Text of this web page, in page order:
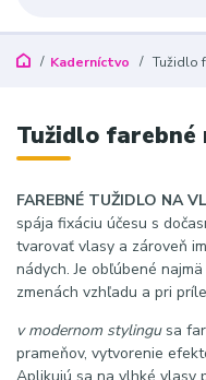
Kaderníctvo Tužidlo
Tužidlo farebné
FAREBNÉ TUŽIDLO NA
spája fixáciu účesu s
tvarovať vlasy a zároveň
nádych. Je obľúbené
zmenách vzhľadu a pri
v modernom stylingusa
prameňov, vytvorenie